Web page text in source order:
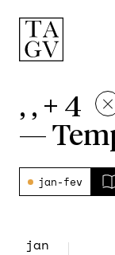
, , + 4
—
jan-fev
jan